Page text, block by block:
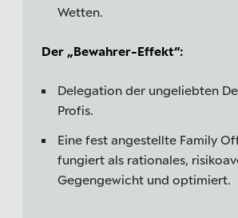
Wetten.
Der „Bewahrer-Effekt“:
Delegation der ungeliebten
Profis.
Eine fest angestellte Family
fungiert als rationales,
Gegengewicht und optimiert.